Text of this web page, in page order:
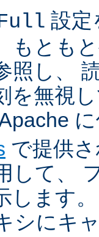
設定
もとも
照し、
を無視
で提供
して、
します
シにキ